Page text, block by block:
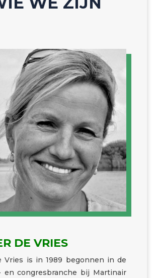
DE VRIES
Vries is in 1989 begonnen in de
en congresbranche bij Martinair